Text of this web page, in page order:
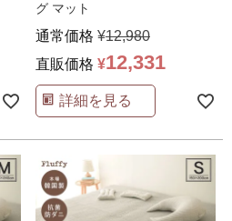
グ マット
通常価格 ¥12,980
直販価格 ¥12,331
詳細を見る